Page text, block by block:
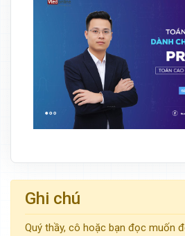
Ghi chú
Quý thầy, cô hoặc bạn đọc muốn